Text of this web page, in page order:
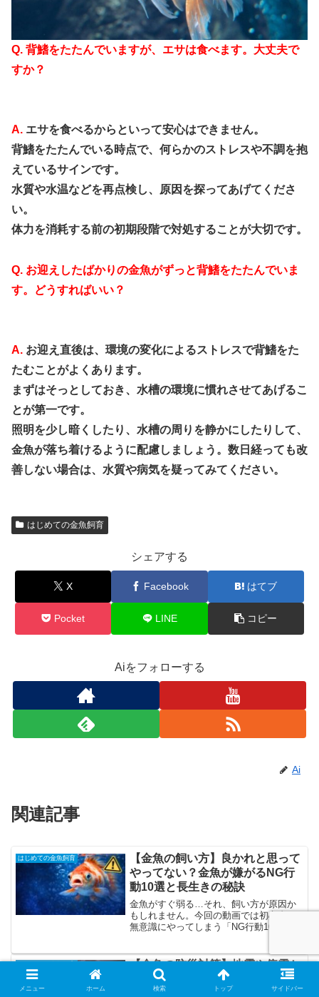
Q. 背鰭をたたんでいますが、エサは食べます。大丈夫で
すか？
A. エサを食べるからといって安心はできません。
背鰭をたたんでいる時点で、何らかのストレスや不調を抱
えているサインです。
水質や水温などを再点検し、原因を探ってあげてくださ
い。
体力を消耗する前の初期段階で対処することが大切です。
Q. お迎えしたばかりの金魚がずっと背鰭をたたんでいま
す。どうすればいい？
A. お迎え直後は、環境の変化によるストレスで背鰭をた
たむことがよくあります。
まずはそっとしておき、水槽の環境に慣れさせてあげるこ
とが第一です。
照明を少し暗くしたり、水槽の周りを静かにしたりして、
金魚が落ち着けるように配慮しましょう。数日経っても改
善しない場合は、水質や病気を疑ってみてください。
はじめての金魚飼育
シェアする
X Facebook はてブ
Pocket LINE コピー
Aiをフォローする
Ai
関連記事
はじめての金魚飼育
【金魚の飼い方】良かれと思って
やってない？金魚が嫌がるNG行
動10選と長生きの秘訣
金魚がすぐ弱る…それ、飼い方が原因か
もしれません。今回の動画では初心者が
無意識にやってしまう「NG行動10選」を
干渉」がストレスの大きな原因になりま
す。・水槽を叩いてしまう・エサをあげ
すぎてしまう・水換えをやりすぎる・心
【金魚の防災対策】地震や停電か
ら大切な命を守る！今すぐ備える
べきグッズと緊急時の対処法
メニュー ホーム 検索 トップ サイドバー